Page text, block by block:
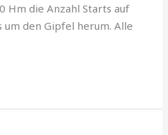
Hm die Anzahl Starts auf
um den Gipfel herum. Alle